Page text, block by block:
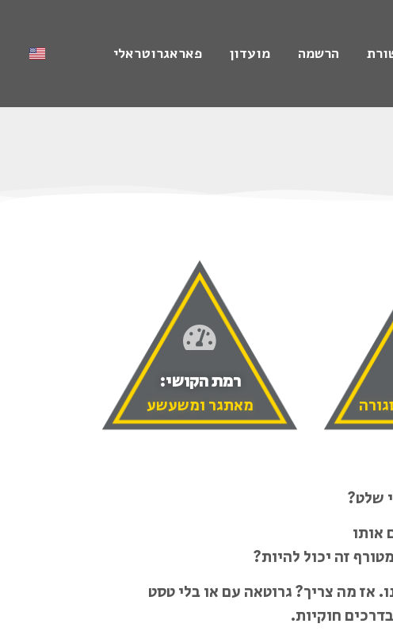
הרשמה מועדון פאראגרוטראלי
רמת הקושי:
מאתגר ומשעשע
שלט?
אותו
זה יכול להיות?
אז מה צריך? גרוטאה עם או בלי טסט
חוקיות.